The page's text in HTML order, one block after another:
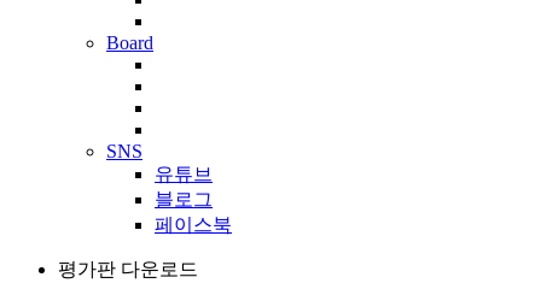
Board
SNS
유튜브
블로그
페이스북
평가판 다운로드